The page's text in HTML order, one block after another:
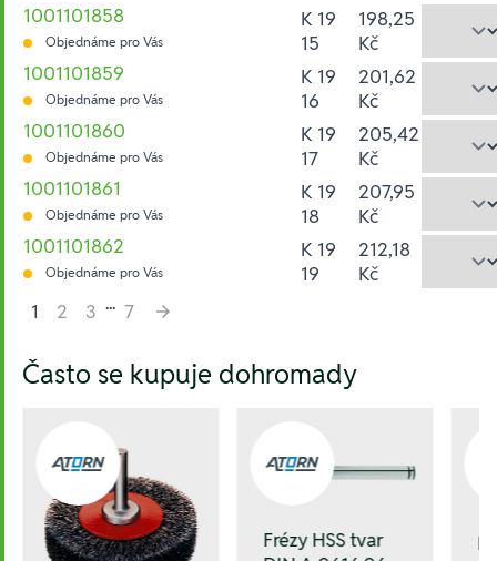
1001101858
Objednáme pro Vás
K 19
15
198,25
Kč
1001101859
Objednáme pro Vás
K 19
16
201,62
Kč
1001101860
Objednáme pro Vás
K 19
17
205,42
Kč
1001101861
Objednáme pro Vás
K 19
18
207,95
Kč
1001101862
Objednáme pro Vás
K 19
19
212,18
Kč
1
2 3 ... 7
Často se kupuje dohromady
Frézy HSS tvar